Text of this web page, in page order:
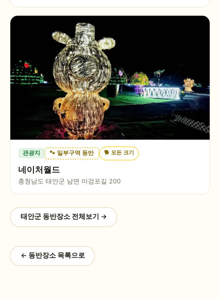
관광지 🐾 일부구역 동반 🐕 모든 크기
네이처월드
충청남도 태안군 남면 마검포길 200
태안군동반장소 전체보기 →
← 동반장소 목록으로